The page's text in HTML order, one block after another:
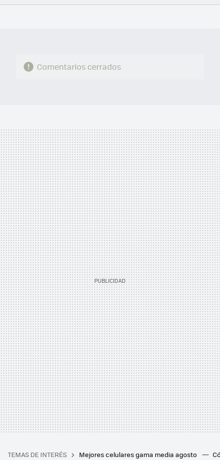
FACEBOOK
TWITTERFLIPBOARD
E-
WHATSAPP
Comentarios cerrados
TEMAS DE INTERÉS Mejores celulares gama media agosto